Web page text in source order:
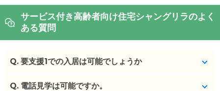
サービス付き高齢者向け住宅シャングリラのよく
ある質問
Q. 要支援1での入居は可能でしょうか
はい、可能です。
Q. 電話見学は可能ですか。